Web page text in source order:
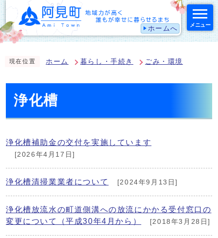
ホームへ メニュー
現在位置 ホーム 暮らし・手続き ごみ・環境
浄化槽
浄化槽補助金の交付を実施しています
[2026年4月17日]
浄化槽清掃業業者について [2024年9月13日]
浄化槽放流水の町道側溝への放流にかかる受付窓口の
変更について（平成30年4月から）
[2018年3月28日]